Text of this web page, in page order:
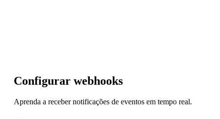
Configurar webhooks
Aprenda a receber notificações de eventos em tempo real.